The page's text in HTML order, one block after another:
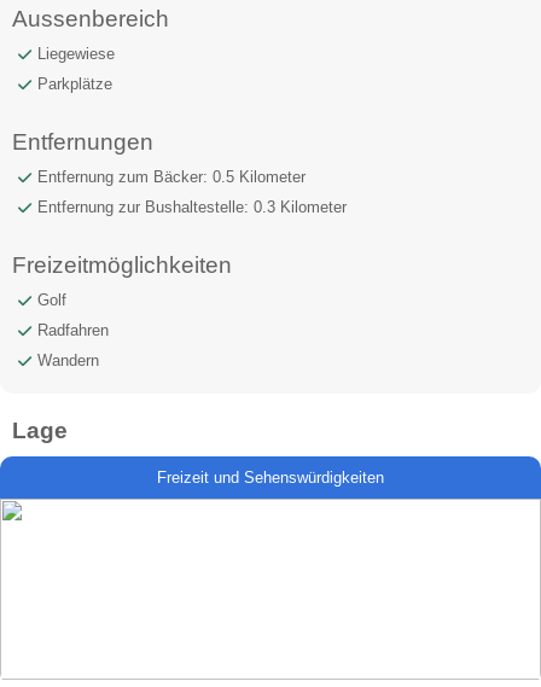
Aussenbereich
Liegewiese
Parkplätze
Entfernungen
Entfernung zum Bäcker: 0.5 Kilometer
Entfernung zur Bushaltestelle: 0.3 Kilometer
Freizeitmöglichkeiten
Golf
Radfahren
Wandern
Lage
Freizeit und Sehenswürdigkeiten